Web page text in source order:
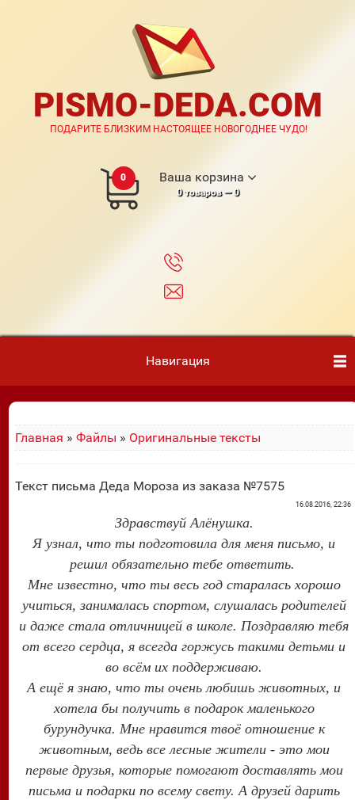
PISMO-DEDA.COM
ПОДАРИТЕ БЛИЗКИМ НАСТОЯЩЕЕ НОВОГОДНЕЕ ЧУДО!
0 Ваша корзина
0товаров —0
Навигация
Главная »Файлы » Оригинальные тексты
Текст письма Деда Мороза из заказа №7575
16.08.2016, 22:36
Здравствуй Алёнушка.
Я узнал, что ты подготовила для меня письмо, и
решил обязательно тебе ответить.
Мне известно, что ты весь год старалась хорошо
учиться, занималась спортом, слушалась родителей
и даже стала отличницей в школе. Поздравляю тебя
от всего сердца, я всегда горжусь такими детьми и
во всём их поддерживаю.
А ещё я знаю, что ты очень любишь животных, и
хотела бы получить в подарок маленького
бурундучка. Мне нравится твоё отношение к
животным, ведь все лесные жители - это мои
первые друзья, которые помогают доставлять мои
письма и подарки по всему свету. А друзей дарить